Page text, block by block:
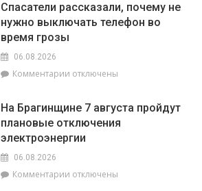
том,
как
фундаментом
государственности,
кто
сейчас
впереди
кампании
Спасатели рассказали, почему не
нужно выключать телефон во
время грозы
06.08.2026
Комментарии к
рассказали,
почему
не
телефон
отключены
На Брагинщине 7 августа пройдут
плановые отключения
электроэнергии
06.08.2026
Комментарии котключены